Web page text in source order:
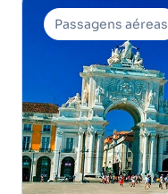
Passagens aéreas